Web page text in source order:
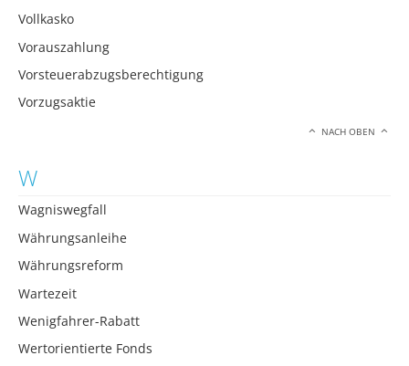
Vollkasko
Vorauszahlung
Vorsteuerabzugsberechtigung
Vorzugsaktie
NACH OBEN
W
Wagniswegfall
Währungsanleihe
Währungsreform
Wartezeit
Wenigfahrer-Rabatt
Wertorientierte Fonds